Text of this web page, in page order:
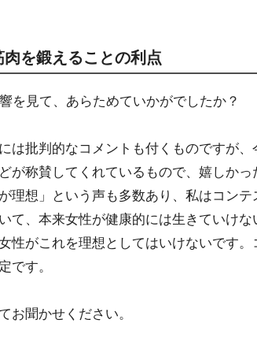
を鍛えることの利点
見て、あらためていかがでしたか？
は批判的なコメントも付くものですが、
が称賛してくれているもので、嬉しかっ
理想」という声も多数あり、私はコンテ
て、本来女性が健康的には生きていけな
性がこれを理想としてはいけないです。
です。
聞かせください。